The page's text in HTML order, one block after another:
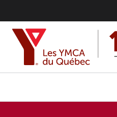
menu
contenu